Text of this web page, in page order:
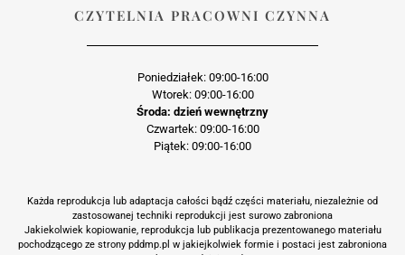
CZYTELNIA PRACOWNI CZYNNA
Poniedziałek: 09:00-16:00
Wtorek: 09:00-16:00
Środa: dzień wewnętrzny
Czwartek: 09:00-16:00
Piątek: 09:00-16:00
Każda reprodukcja lub adaptacja całości bądź części materiału, niezależnie od
zastosowanej techniki reprodukcji jest surowo zabroniona
Jakiekolwiek kopiowanie, reprodukcja lub publikacja prezentowanego materiału
pochodzącego ze strony pddmp.pl w jakiejkolwiek formie i postaci jest zabroniona